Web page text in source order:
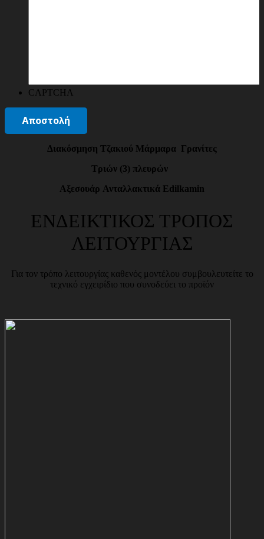
CAPTCHA
Διακόσμηση Τζακιού Μάρμαρα Γρανίτες
Τριών (3) πλευρών
Aξεσουάρ Ανταλλακτικά Edilkamin
ΕΝΔΕΙΚΤΙΚΟΣ ΤΡΟΠΟΣ
ΛΕΙΤΟΥΡΓΙΑΣ
Για τον τρόπο λειτουργίας καθενός μοντέλου συμβουλευτείτε το
τεχνικό εγχειρίδιο που συνοδεύει το προϊόν